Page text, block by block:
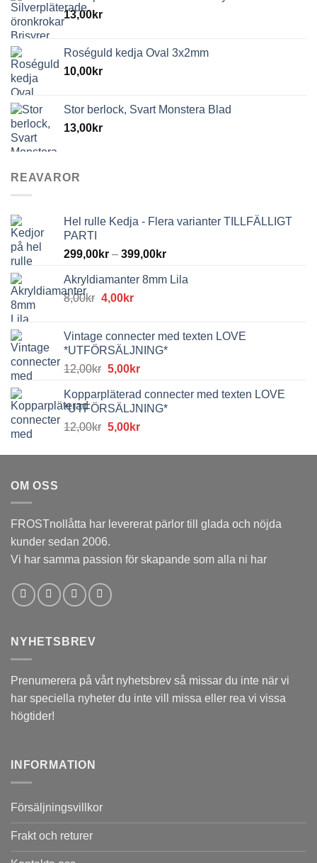
13,00kr
Roséguld kedja Oval 3x2mm
10,00kr
Stor berlock, Svart Monstera Blad
13,00kr
REAVAROR
Hel rulle Kedja - Flera varianter TILLFÄLLIGT
PARTI
299,00kr – 399,00kr
Akryldiamanter 8mm Lila
8,00kr Det
var:
8,00kr.
4,00krDet
är:
4,00kr.
Vintage connecter med texten LOVE
*UTFÖRSÄLJNING*
12,00kr Det
priset
var:
12,00kr.
5,00krDet
priset
är:
5,00kr.
Kopparpläterad connecter med texten LOVE
*UTFÖRSÄLJNING*
12,00kr Det
priset
5,00krDet
priset
OM OSS
FROSTnollåtta har levererat pärlor till glada och nöjda
kunder sedan 2006.
Vi har samma passion för skapande som alla ni har
NYHETSBREV
Prenumerera på vårt nyhetsbrev så missar du inte när vi
har speciella nyheter du inte vill missa eller rea vi vissa
högtider!
INFORMATION
Försäljningsvillkor
Frakt och returer